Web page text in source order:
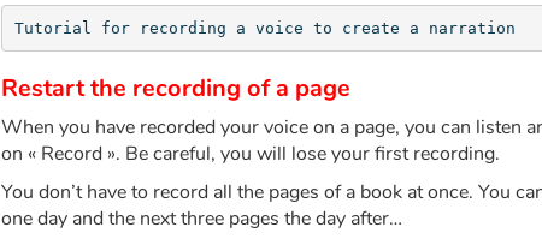
Tutorial for recording a voice to create a narration
Restart the recording of a page
When you have recorded your voice on a page, you can listen
on « Record ». Be careful, you will lose your first recording.
You don’t have to record all the pages of a book at once. You
one day and the next three pages the day after…